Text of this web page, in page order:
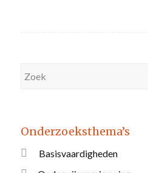
Onderzoeksthema’s
Basisvaardigheden